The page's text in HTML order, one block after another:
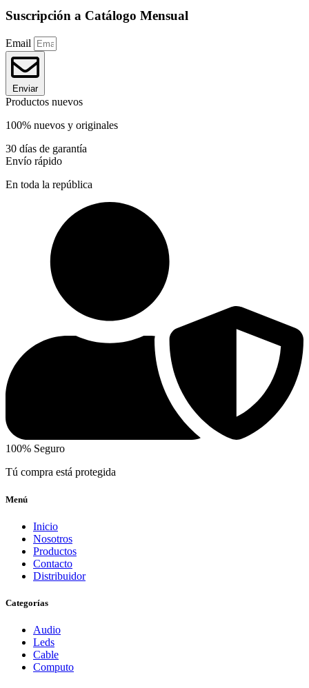
Suscripción a Catálogo Mensual
Email
Enviar
Productos nuevos
100% nuevos y originales
30 días de garantía
Envío rápido
En toda la república
100% Seguro
Tú compra está protegida
Menú
Inicio
Nosotros
Productos
Contacto
Distribuidor
Categorías
Audio
Leds
Cable
Computo